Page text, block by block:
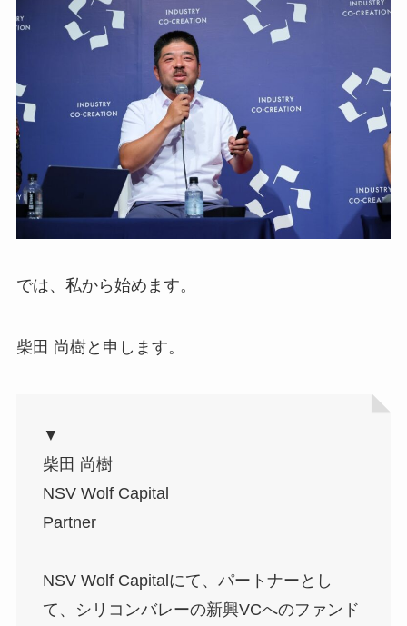
では、私から始めます。
柴田 尚樹と申します。
▼
柴田 尚樹
NSV Wolf Capital
Partner
NSV Wolf Capitalにて、パートナーとし
て、シリコンバレーの新興VCへのファンド